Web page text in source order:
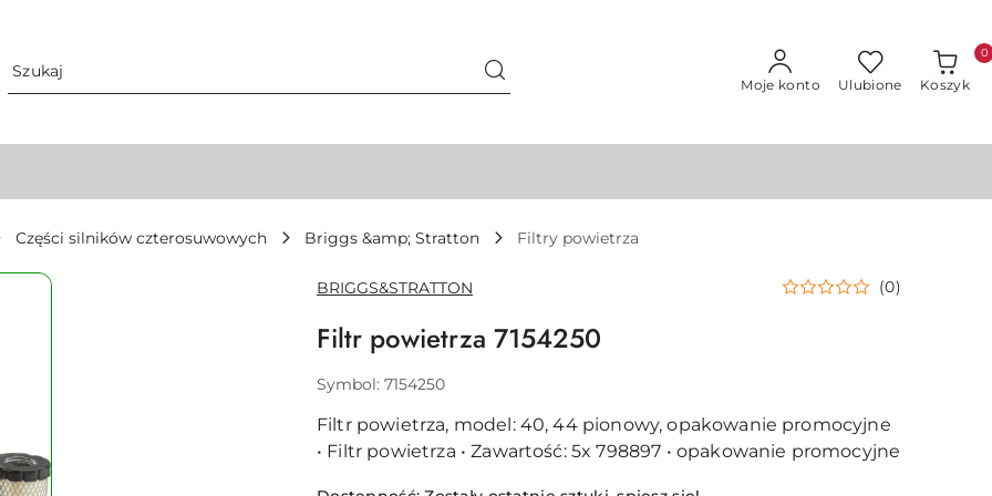
Moje konto Ulubione Koszyk
0
Części silników czterosuwowych Briggs &amp; Stratton Filtry powietrza
NAZWA
PRODUCENTA:
BRIGGS&STRATTON (0)
Filtr powietrza 7154250
Symbol: 7154250
Filtr powietrza, model: 40, 44 pionowy, opakowanie promocyjne
• Filtr powietrza • Zawartość: 5x 798897 • opakowanie promocyjne